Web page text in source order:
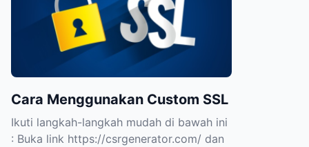
Cara Menggunakan Custom SSL
Ikuti langkah-langkah mudah di bawah ini
: Buka link https://csrgenerator.com/ dan